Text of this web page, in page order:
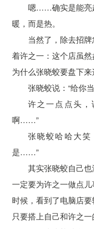
嗯……确实是能亮
暖，而是热。
当然了，除去招
着许之一：这个店虽
为什么张晓蛟要盘下来
张晓蛟说：“给你
许之一点点头
啊……”
张晓蛟哈哈大
是……”
其实张晓蛟自己
一定要为许之一做点
时候，看到了电脑店
只要搭上自己和许之一